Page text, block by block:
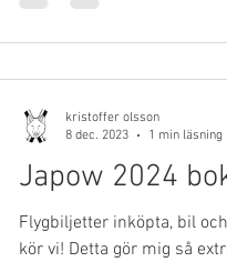
Japow 2024
Flygbiljetter inköpta, bil
kör vi! Detta gör mig så
kristoffer olsson
8 dec. 2023
1 min läsning